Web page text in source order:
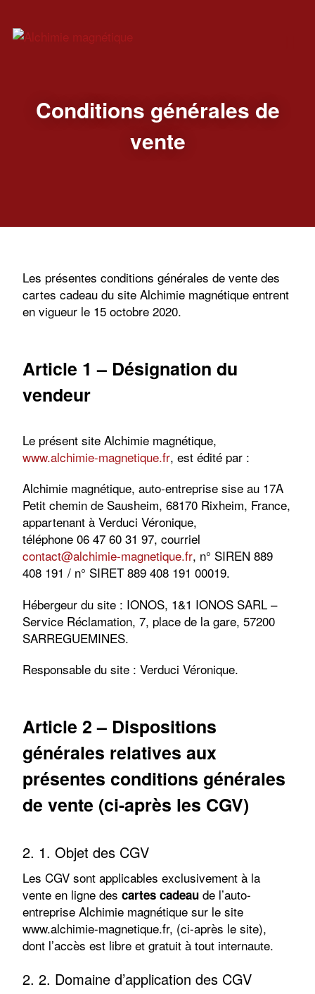
Conditions générales de
vente
Les présentes conditions générales de vente des
cartes cadeau du site Alchimie magnétique entrent
en vigueur le 15 octobre 2020.
Article 1 – Désignation du
vendeur
Le présent site Alchimie magnétique,
www.alchimie-magnetique.fr, est édité par :
Alchimie magnétique, auto-entreprise sise au 17A
Petit chemin de Sausheim, 68170 Rixheim, France,
appartenant à Verduci Véronique,
téléphone 06 47 60 31 97, courriel
contact@alchimie-magnetique.fr, n° SIREN 889
408 191 / n° SIRET 889 408 191 00019.
Hébergeur du site : IONOS, 1&1 IONOS SARL –
Service Réclamation, 7, place de la gare, 57200
SARREGUEMINES.
Responsable du site : Verduci Véronique.
Article 2 – Dispositions
générales relatives aux
présentes conditions générales
de vente (ci-après les CGV)
2. 1. Objet des CGV
Les CGV sont applicables exclusivement à la
vente en ligne descartes cadeau de l’auto-
entreprise Alchimie magnétique sur le site
www.alchimie-magnetique.fr, (ci-après le site),
dont l’accès est libre et gratuit à tout internaute.
2. 2. Domaine d’application des CGV